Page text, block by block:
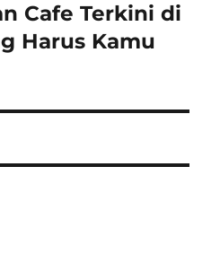
Cafe Terkini di
Harus Kamu